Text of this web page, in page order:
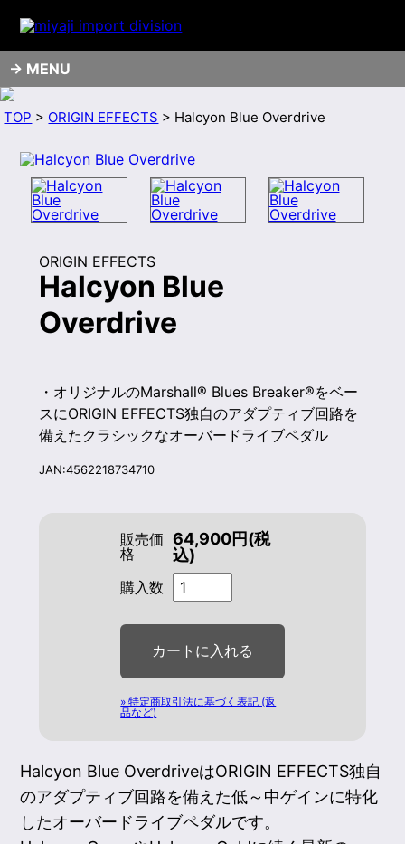
MENU
TOP > ORIGIN EFFECTS > Halcyon Blue Overdrive
ORIGIN EFFECTS
Halcyon Blue
Overdrive
・オリジナルのMarshall® Blues Breaker®をベー
スにORIGIN EFFECTS独自のアダプティブ回路を
備えたクラシックなオーバードライブペダル
JAN:4562218734710
販売価
格
64,900円(税
込)
購入数
» 特定商取引法に基づく表記 (返
品など)
Halcyon Blue OverdriveはORIGIN EFFECTS独自
のアダプティブ回路を備えた低～中ゲインに特化
したオーバードライブペダルです。